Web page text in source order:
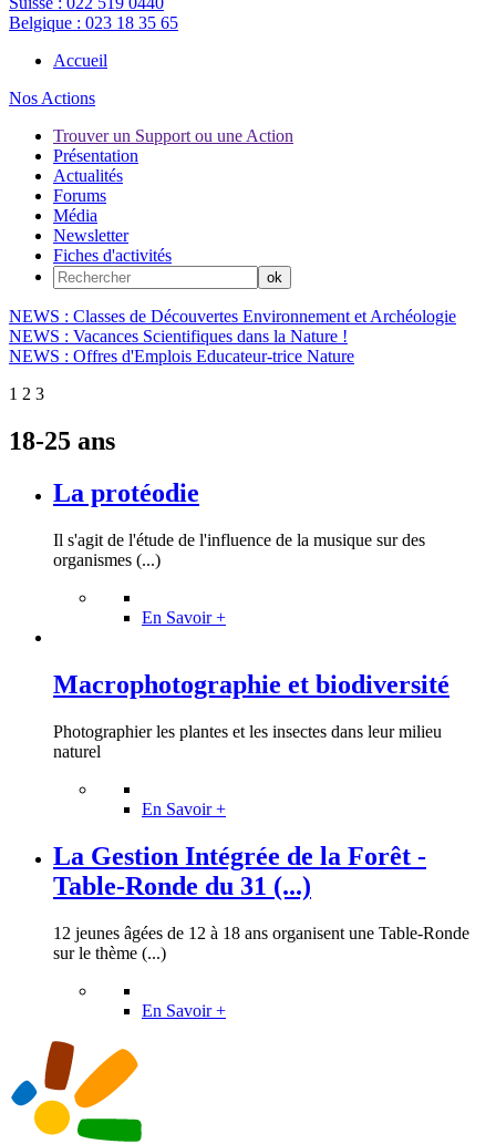
Belgique : 023 18 35 65
Accueil
Nos Actions
Trouver un Support ou une Action
Présentation
Actualités
Forums
Média
Newsletter
Fiches d'activités
NEWS : Classes de Découvertes Environnement et Archéologie
NEWS : Vacances Scientifiques dans la Nature !
NEWS : Offres d'Emplois Educateur-trice Nature
1 2 3
18-25 ans
La protéodie
Il s'agit de l'étude de l'influence de la musique sur des
organismes (...)
En Savoir +
Macrophotographie et biodiversité
Photographier les plantes et les insectes dans leur milieu
naturel
En Savoir +
La Gestion Intégrée de la Forêt -
Table-Ronde du 31 (...)
12 jeunes âgées de 12 à 18 ans organisent une Table-Ronde
sur le thème (...)
En Savoir +